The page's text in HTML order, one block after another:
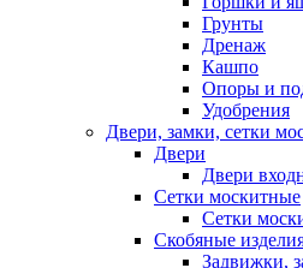
Грунты
Дренаж
Кашпо
Опоры и
Удобрения
Двери, замки, сетки
Двери
Двери
Сетки москитные
Сетки
Скобяные
Задвижки,